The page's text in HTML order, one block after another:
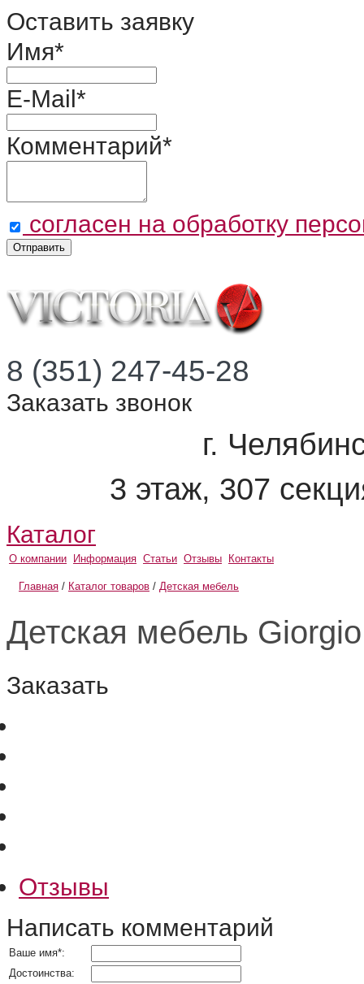
Оставить заявку
Имя*
E-Mail*
Комментарий*
согласен на обработку
Отправить
8 (351) 247-45-28
Заказать звонок
г.
3 этаж, 307
Каталог
О компании Информация Статьи Отзывы Контакты
Главная / Каталог товаров / Детская мебель
Детская мебель
Заказать
Отзывы
Написать комментарий
Ваше имя*:
Достоинства: